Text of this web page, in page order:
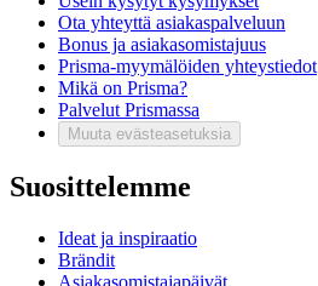
Ota yhteyttä asiakaspalveluun
Bonus ja asiakasomistajuus
Prisma-myymälöiden yhteystiedot
Mikä on Prisma?
Palvelut Prismassa
Muuta evästeasetuksia
Suosittelemme
Ideat ja inspiraatio
Brändit
Asiakasomistajapäivät